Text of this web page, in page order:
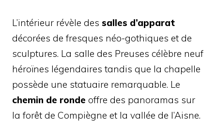
L’intérieur révèle des salles d’apparat
décorées de fresques néo-gothiques et de
sculptures. La salle des Preuses célèbre neuf
héroïnes légendaires tandis que la chapelle
possède une statuaire remarquable. Le
chemin de ronde offre des panoramas sur
la forêt de Compiègne et la vallée de l’Aisne.